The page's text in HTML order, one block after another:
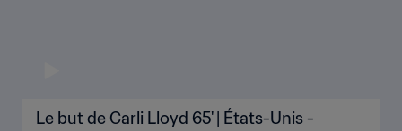
Le but de Carli Lloyd 65' | États-Unis -